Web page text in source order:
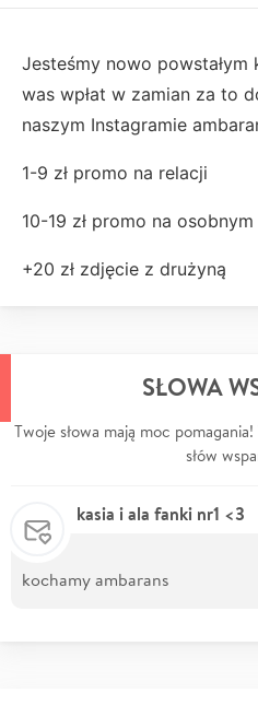
Jesteśmy nowo
was wpłat w zamian za to
naszym Instagramie
1-9 zł promo na relacji
10-19 zł promo na
+20 zł zdjęcie z drużyną
SŁOWA
Twoje słowa mają moc
słów
kasia i ala fanki nr1 <3
kochamy ambarans